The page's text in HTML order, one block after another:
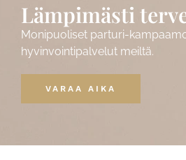
Lämpimästi
Monipuoliset parturi-
hyvinvointipalvelut meiltä.
VARAA AIKA